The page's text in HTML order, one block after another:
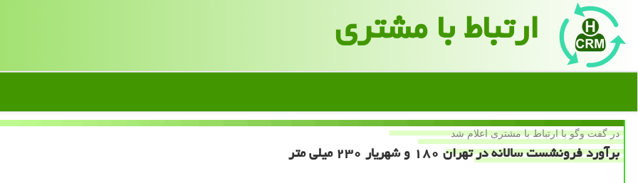
ارتباط با مشتری
در گفت وگو با ارتباط با مشتری اعلام شد
برآورد فرونشست سالانه در تهران ۱۸۰ و شهریار ۲۳۰ میلی متر